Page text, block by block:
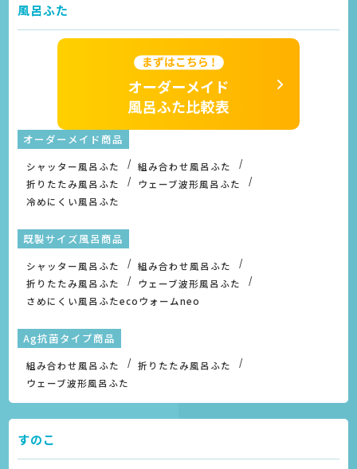
風呂ふた
オーダーメイド商品
シャッター風呂ふた
組み合わせ風呂ふた
折りたたみ風呂ふた
ウェーブ波形風呂ふた
冷めにくい風呂ふた
既製サイズ風呂商品
シャッター風呂ふた
組み合わせ風呂ふた
折りたたみ風呂ふた
ウェーブ波形風呂ふた
さめにくい風呂ふたecoウォームneo
Ag抗菌タイプ商品
組み合わせ風呂ふた
折りたたみ風呂ふた
ウェーブ波形風呂ふた
すのこ